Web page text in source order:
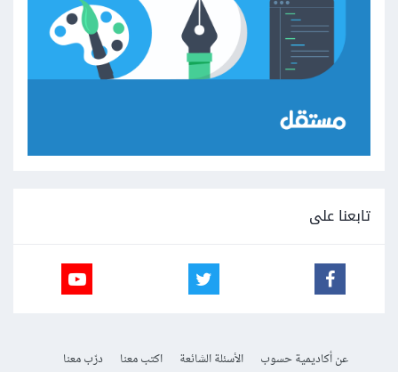
تابعنا على
عن أكاديمية حسوب الأسئلة الشائعة اكتب معنا
درّب معنا